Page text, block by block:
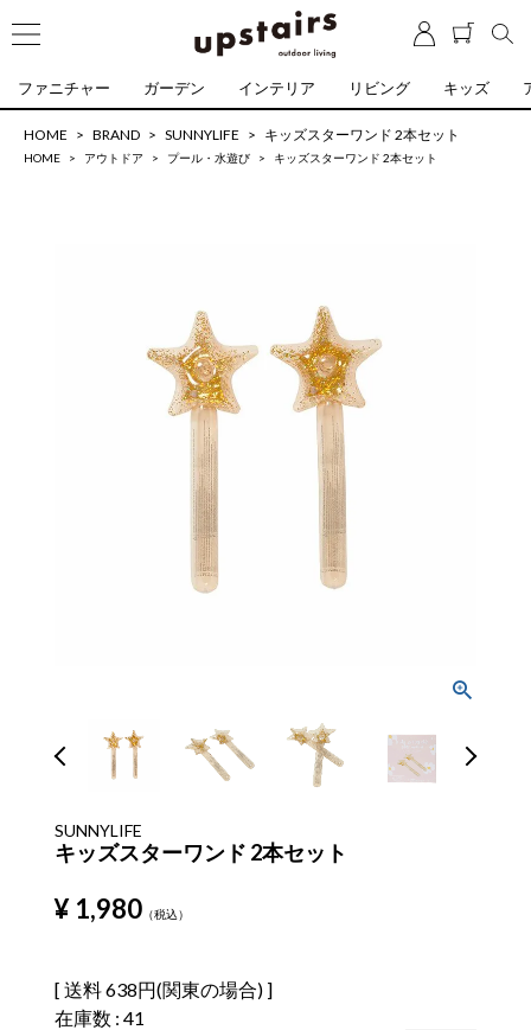
ファニチャー ガーデン インテリア リビング キッズ
HOME BRAND SUNNYLIFE キッズスターワンド 2本セット
HOME アウトドア プール・水遊び キッズスターワンド 2本セット
SUNNYLIFE
キッズスターワンド 2本セット
¥ 1,980 税込
送料638円(関東の場合)
在庫数 41